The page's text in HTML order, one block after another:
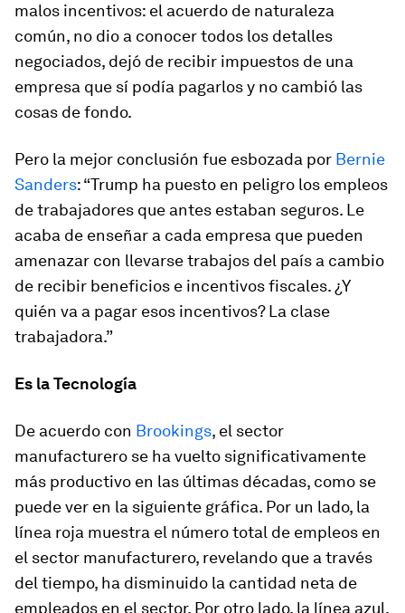
malos incentivos: el acuerdo de naturaleza
común, no dio a conocer todos los detalles
negociados, dejó de recibir impuestos de una
empresa que sí podía pagarlos y no cambió las
cosas de fondo.
Pero la mejor conclusión fue esbozada por Bernie
Sanders: “Trump ha puesto en peligro los empleos
de trabajadores que antes estaban seguros. Le
acaba de enseñar a cada empresa que pueden
amenazar con llevarse trabajos del país a cambio
de recibir beneficios e incentivos fiscales. ¿Y
quién va a pagar esos incentivos? La clase
trabajadora.”
Es la Tecnología
De acuerdo con Brookings, el sector
manufacturero se ha vuelto significativamente
más productivo en las últimas décadas, como se
puede ver en la siguiente gráfica. Por un lado, la
línea roja muestra el número total de empleos en
el sector manufacturero, revelando que a través
del tiempo, ha disminuido la cantidad neta de
empleados en el sector. Por otro lado, la línea azul,